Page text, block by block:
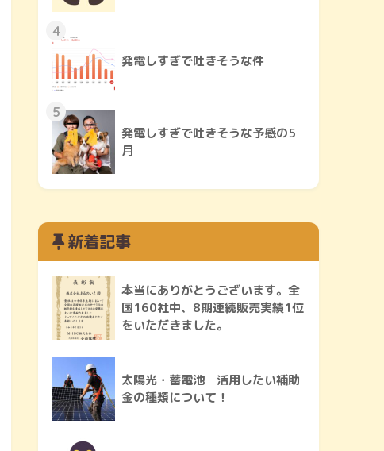
4
発電しすぎで吐きそうな件
5
発電しすぎで吐きそうな予感の5
月
新着記事
本当にありがとうございます。全
国160社中、8期連続販売実績1位
をいただきました。
太陽光・蓄電池 活用したい補助
金の種類について！